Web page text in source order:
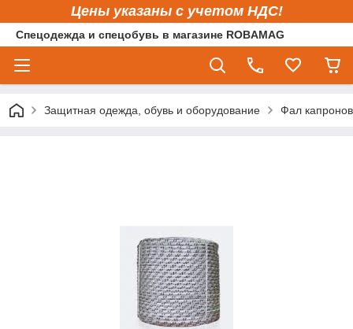
Цены указаны с учетом НДС!
Спецодежда и спецобувь в магазине ROBAMAG
Защитная одежда, обувь и оборудование Фал